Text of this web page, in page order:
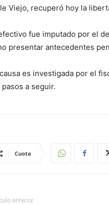
Viejo, recuperó hoy la
fue imputado por el
presentar antecedentes
es investigada por el
pasos a seguir.
Cuota
anterior